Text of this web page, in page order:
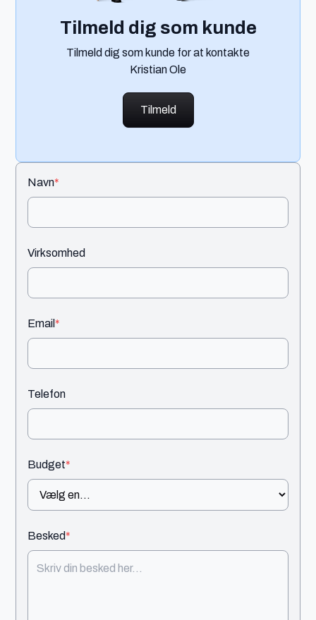
Tilmeld dig som kunde
Tilmeld dig som kunde for at kontakte
Kristian Ole
Tilmeld
Navn*
Virksomhed
Email*
Telefon
Budget*
Besked*